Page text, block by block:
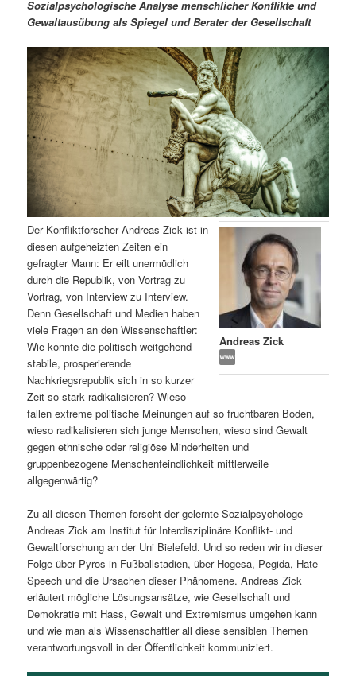
r
e
n
I
n
l
t
s
p
r
i
n
g
e
n
d
ä
r
e
n
h
a
l
t
s
p
r
i
n
g
e
n
a
a
t
i
o
n
Sozialpsychologische Analyse menschlicher Konflikte und
Gewaltausübung als Spiegel und Berater der Gesellschaft
Andreas Zick
Der Konfliktforscher Andreas Zick ist in
diesen aufgeheizten Zeiten ein
gefragter Mann: Er eilt unermüdlich
durch die Republik, von Vortrag zu
Vortrag, von Interview zu Interview.
Denn Gesellschaft und Medien haben
viele Fragen an den Wissenschaftler:
Wie konnte die politisch weitgehend
stabile, prosperierende
Nachkriegsrepublik sich in so kurzer
Zeit so stark radikalisieren? Wieso
fallen extreme politische Meinungen auf so fruchtbaren Boden,
wieso radikalisieren sich junge Menschen, wieso sind Gewalt
gegen ethnische oder religiöse Minderheiten und
gruppenbezogene Menschenfeindlichkeit mittlerweile
allgegenwärtig?
Zu all diesen Themen forscht der gelernte Sozialpsychologe
Andreas Zick am Institut für Interdisziplinäre Konflikt- und
Gewaltforschung an der Uni Bielefeld. Und so reden wir in dieser
Folge über Pyros in Fußballstadien, über Hogesa, Pegida, Hate
Speech und die Ursachen dieser Phänomene. Andreas Zick
erläutert mögliche Lösungsansätze, wie Gesellschaft und
Demokratie mit Hass, Gewalt und Extremismus umgehen kann
und wie man als Wissenschaftler all diese sensiblen Themen
verantwortungsvoll in der Öffentlichkeit kommuniziert.